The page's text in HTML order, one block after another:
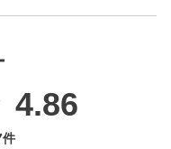
、高発色ハーフやくりっ
て聞かれること間違いな
4.86
件